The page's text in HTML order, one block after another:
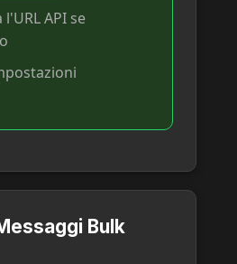
API se
Bulk